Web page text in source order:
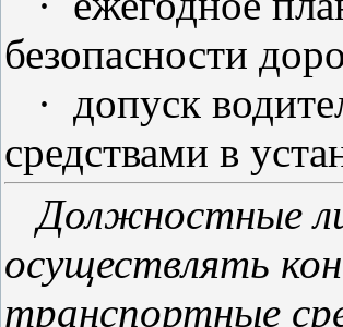
безопасности
·
допуск
средствами в
Должностные
осуществлять
транспортные